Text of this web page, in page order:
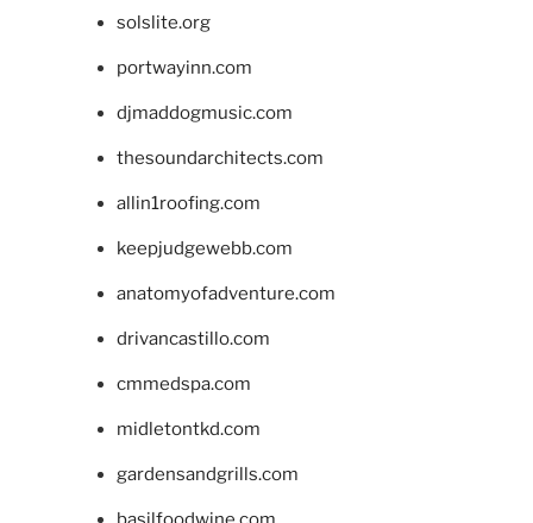
solslite.org
portwayinn.com
djmaddogmusic.com
thesoundarchitects.com
allin1roofing.com
keepjudgewebb.com
anatomyofadventure.com
drivancastillo.com
cmmedspa.com
midletontkd.com
gardensandgrills.com